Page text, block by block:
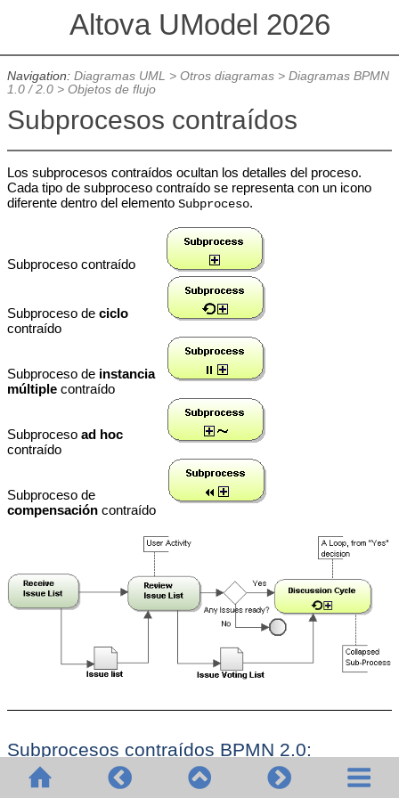
Altova UModel 2026
Navigation: Diagramas UML > Otros diagramas> Diagramas BPMN
1.0 / 2.0> Objetos de flujo
Subprocesos contraídos
Los subprocesos contraídos ocultan los detalles del proceso.
Cada tipo de subproceso contraído se representa con un icono
diferente dentro del elemento Subproceso.
Subproceso contraído
Subproceso de ciclo
contraído
Subproceso de instancia
múltiplecontraído
Subproceso ad hoc
contraído
Subproceso de
compensacióncontraído
Subprocesos contraídos BPMN 2.0: